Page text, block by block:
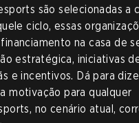
são selecionadas a
ciclo, essas
na casa de
estratégica, iniciativas
e incentivos. Dá para
motivação para qualquer
no cenário atual,